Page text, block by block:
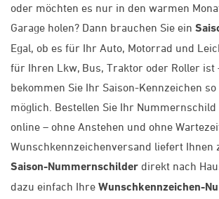
oder möchten es nur in den warmen
Garage holen? Dann brauchen Sie ein
Egal, ob es für Ihr Auto, Motorrad und
für Ihren Lkw, Bus, Traktor oder Roller ist
bekommen Sie Ihr Saison-Kennzeichen
möglich. Bestellen Sie Ihr Nummernschild
online – ohne Anstehen und ohne
Wunschkennzeichenversand liefert Ihnen
Saison-Nummernschilder direkt nach
dazu einfach Ihre Wunschkennzeichen-